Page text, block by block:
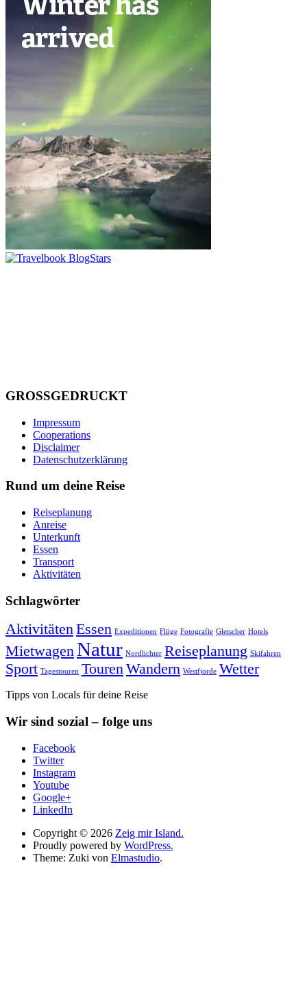
GROSSGEDRUCKT
Impressum
Cooperations
Disclaimer
Datenschutzerklärung
Rund um deine Reise
Reiseplanung
Anreise
Unterkunft
Essen
Transport
Aktivitäten
Schlagwörter
AktivitätenEssen Expeditionen Flüge Fotografie Gletscher Hotels
MietwagenNatur Nordlichter Reiseplanung Skifahren
Sport Tagestouren TourenWandern Westfjorde Wetter
Tipps von Locals für deine Reise
Wir sind sozial – folge uns
Facebook
Twitter
Instagram
Youtube
Google+
LinkedIn
Copyright © 2026 Zeig mir Island.
Proudly powered by WordPress.
Theme: Zuki von Elmastudio.